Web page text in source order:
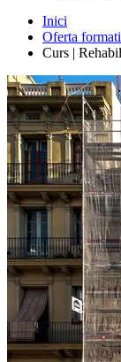
Inici
Oferta
Curs |